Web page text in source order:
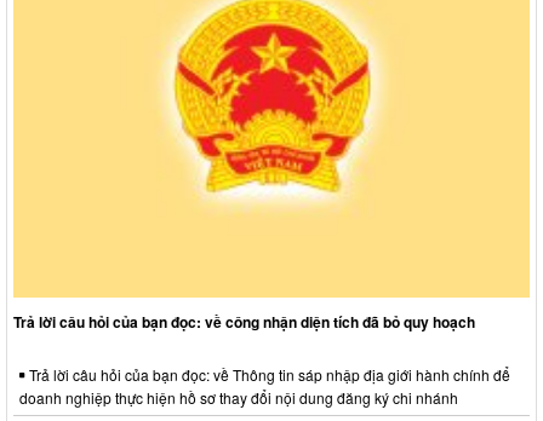
Trả lời câu hỏi của bạn đọc: về công nhận diện tích đã bỏ quy hoạch
Trả lời câu hỏi của bạn đọc: về Thông tin sáp nhập địa giới hành chính để
doanh nghiệp thực hiện hồ sơ thay đổi nội dung đăng ký chi nhánh